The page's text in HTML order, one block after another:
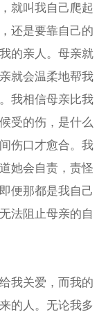
就叫我自己爬起
还是要靠自己的
的亲人。母亲就
就会温柔地帮我
我相信母亲比我
受的伤，是什么
伤口才愈合。我
她会自责，责怪
便那都是我自己
法阻止母亲的自
我关爱，而我的
的人。无论我多